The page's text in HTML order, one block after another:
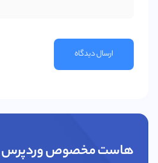
هاست مخصوص وردپرس
ارسال دیدگاه